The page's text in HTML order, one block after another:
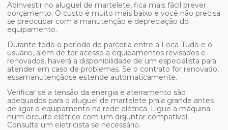
Aoinvestir no aluguel de martelete, fica mais fácil prever
oorçamento. O custo é muito mais baixo e você não precisa
se preocupar com a manutenção e depreciação do
equipamento.
Durante todo o período de parceria entre a Loca-Tudo e o
usuário, além de ter acesso a equipamentos revisados e
renovados, haverá a disponibilidade de um especialista para
atender em caso de problemas. Se o contrato for renovado,
essamanutençãose estende automaticamente.
Verificar se a tensão da energia e aterramento são
adequados para o aluguel de martelete praia grande antes
de ligar o equipamento na rede elétrica. Ligue a máquina
num circuito elétrico com um disjuntor compatível.
Consulte um eletricista se necessário.